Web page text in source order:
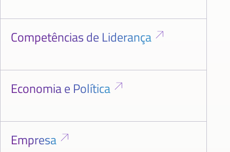
Competências de Liderança
Economia e Política
Empresa